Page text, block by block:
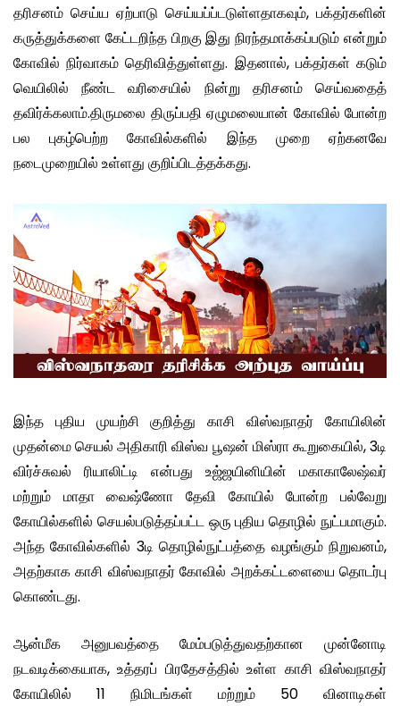
தரிசனம் செய்ய ஏற்பாடு செய்யப்ப்டடுள்ளதாகவும், பக்தர்களின்
கருத்துக்களை கேட்டறிந்த பிறகு இது நிரந்தமாக்கப்படும் என்றும்
கோவில் நிர்வாகம் தெரிவித்துள்ளது. இதனால், பக்தர்கள் கடும்
வெயிலில் நீண்ட வரிசையில் நின்று தரிசனம் செய்வதைத்
தவிர்க்கலாம்.திருமலை திருப்பதி ஏழுமலையான் கோவில் போன்ற
பல புகழ்பெற்ற கோவில்களில் இந்த முறை ஏற்கனவே
நடைமுறையில் உள்ளது குறிப்பிடத்தக்கது.
இந்த புதிய முயற்சி குறித்து காசி விஸ்வநாதர் கோயிலின்
முதன்மை செயல் அதிகாரி விஸ்வ பூஷன் மிஸ்ரா கூறுகையில், 3டி
விர்ச்சுவல் ரியாலிட்டி என்பது உஜ்ஜயினியின் மகாகாலேஷ்வர்
மற்றும் மாதா வைஷ்ணோ தேவி கோயில் போன்ற பல்வேறு
கோயில்களில் செயல்படுத்தப்பட்ட ஒரு புதிய தொழில் நுட்பமாகும்.
அந்த கோவில்களில் 3டி தொழில்நுட்பத்தை வழங்கும் நிறுவனம்,
அதற்காக காசி விஸ்வநாதர் கோவில் அறக்கட்டளையை தொடர்பு
கொண்டது.
ஆன்மீக அனுபவத்தை மேம்படுத்துவதற்கான முன்னோடி
நடவடிக்கையாக, உத்தரப் பிரதேசத்தில் உள்ள காசி விஸ்வநாதர்
கோயிலில் 11 நிமிடங்கள் மற்றும் 50 வினாடிகள்